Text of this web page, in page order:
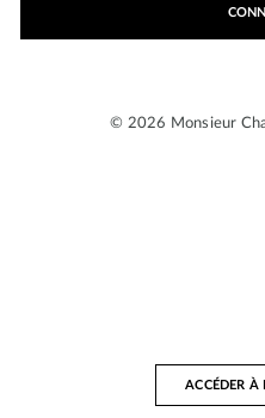
© 2026 Monsieur
ACCÉDER À